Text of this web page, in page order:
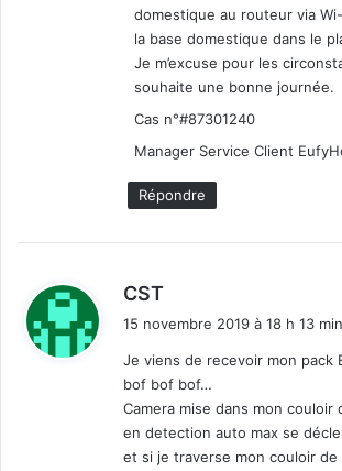
domestique au routeur via
la base domestique dans le
Je m’excuse pour les
souhaite une bonne journée.
Cas n°#87301240
Manager Service Client
Répondre
CST
:
15 novembre 2019 à 18 h 13 min
Je viens de recevoir mon pack
bof bof bof…
Camera mise dans mon couloir
en detection auto max se
et si je traverse mon couloir